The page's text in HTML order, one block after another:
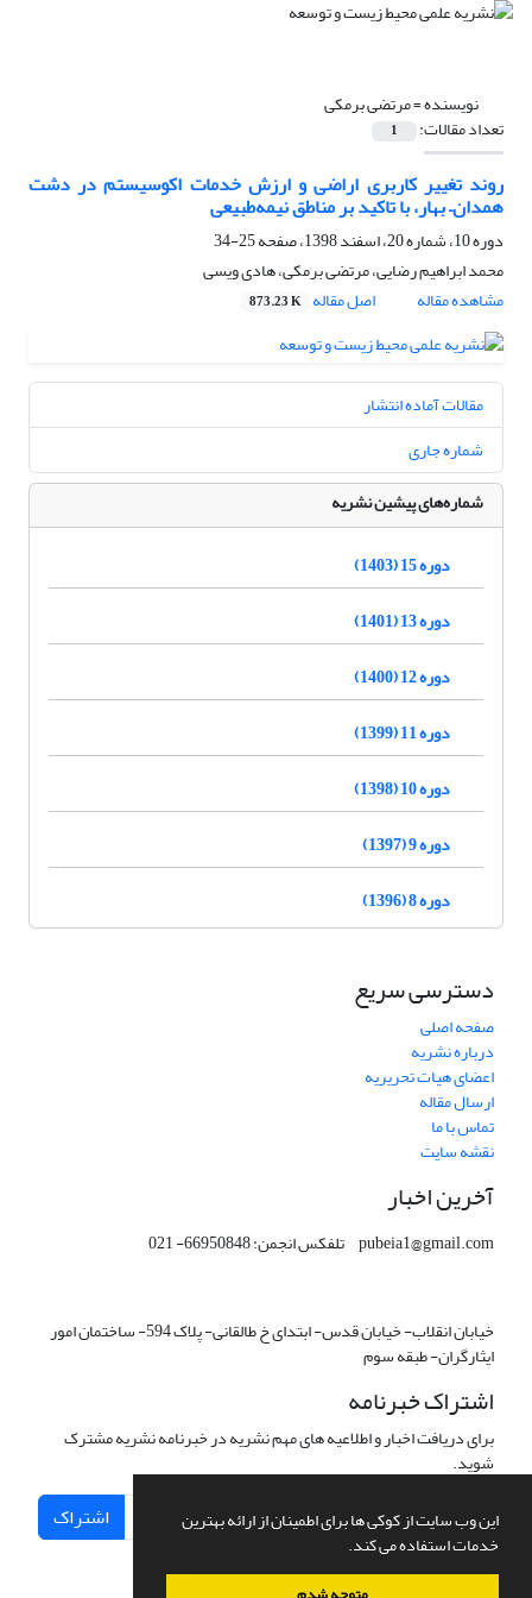
این وب سایت از کوکی ها برای اطمینان از ارائه بهترین
خدمات استفاده می کند.
نویسنده =مرتضی برمکی
تعداد مقالات: 1
روند تغییر کاربری اراضی و ارزش خدمات اکوسیستم در دشت
همدان– بهار، با تاکید بر مناطق نیمه‌طبیعی
دوره 10، شماره 20، اسفند 1398، صفحه
25-34
محمد ابراهیم رضایی، مرتضی برمکی، هادی ویسی
مشاهده مقاله
اصل مقاله 873.23 K
مقالات آماده انتشار
شماره جاری
شماره‌های پیشین نشریه
دوره 15 (1403)
دوره 13 (1401)
دوره 12 (1400)
دوره 11 (1399)
دوره 10 (1398)
دوره 9 (1397)
دوره 8 (1396)
دسترسی سریع
صفحه اصلی
درباره نشریه
اعضای هیات تحریریه
ارسال مقاله
تماس با ما
نقشه سایت
آخرین اخبار
pubeia1@gmail.com تلفکس انجمن: 66950848- 021
خیابان انقلاب- خیابان قدس- ابتدای خ طالقانی- پلاک 594- ساختمان امور
ایثارگران- طبقه سوم
اشتراک خبرنامه
برای دریافت اخبار و اطلاعیه های مهم نشریه در خبرنامه نشریه مشترک
شوید.
اشتراک